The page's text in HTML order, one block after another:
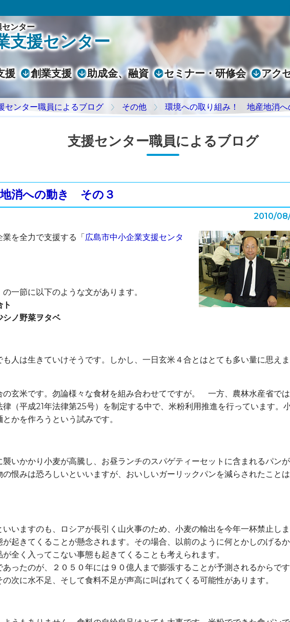
ンター
支援センター
援 創業支援 助成金、融資 セミナー・研修会 アク
センター職員によるブログ その他 環境への取り組み！ 地産地消
支援センター職員によるブログ
消への動き その３
2010/
を全力で支援する「 広島市中小企業支援センタ
一節に以下のような文があります。
ヲタベ
人は生きていけそうです。しかし、一日玄米４合とはとても多い量に思えま
玄米です。勿論様々な食材を組み合わせてですが。 一方、農林水産省では
（平成21年法律第25号）を制定する中で、米粉利用推進を行っています。
かを作ろうという試みです。
いかかり小麦が高騰し、お昼ランチのスパゲティーセットに含まれるパンが
恨みは恐ろしいといいますが、おいしいガーリックパンを減らされたこと
いますのも、ロシアが長引く山火事のため、小麦の輸出を今年一杯禁止し
起きてくることが懸念されます。その場合、以前のように何とかしのげる
全く入ってこない事態も起きてくることも考えられます。
ったのが、２０５０年には９０億人まで膨張することが予測されるからです
次に水不足、そして食料不足が声高に叫ばれてくる可能性があります。